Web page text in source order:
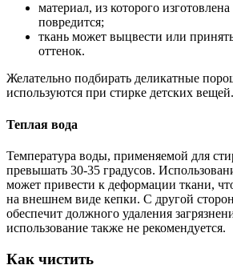
материал, из которого
повредится;
ткань может выцвести или
оттенок.
Желательно подбирать деликатные
используются при стирке детских вещей.
Теплая вода
Температура воды, применяемой для
превышать 30-35 градусов.
может привести к деформации ткани,
на внешнем виде кепки. С другой
обеспечит должного удаления
использование также не рекомендуется.
Как чистить